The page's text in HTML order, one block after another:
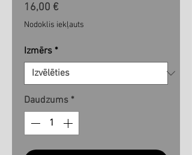
16,00 €Cena
Nodoklis iekļauts
Izmērs *
Daudzums *